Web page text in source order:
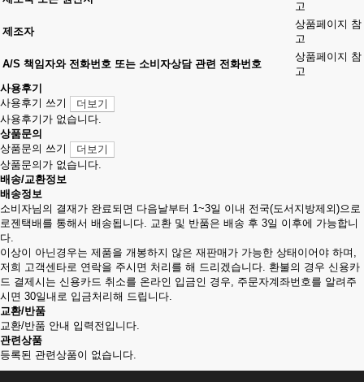
고
제조자
상품페이지 참
고
A/S 책임자와 전화번호 또는 소비자상담 관련 전화번호
상품페이지 참
고
사용후기
사용후기 쓰기
더보기
사용후기가 없습니다.
상품문의
상품문의 쓰기
더보기
상품문의가 없습니다.
배송/교환정보
배송정보
소비자님의 결재가 완료되면 다음날부터 1~3일 이내 전국(도서지방제외)으로
로젠택배를 통해서 배송됩니다. 교환 및 반품은 배송 후 3일 이후에 가능합니
다.
이상이 아닌경우는 제품을 개봉하지 않은 재판매가 가능한 상태이어야 하며,
저희 고객센타로 연락을 주시면 처리를 해 드리겠습니다. 환불의 경우 신용카
드 결제시는 신용카드 취소를 온라인 입금인 경우, 주문자계좌번호를 알려주
시면 30일내로 입금처리해 드립니다.
교환/반품
교환/반품 안내 입력전입니다.
관련상품
등록된 관련상품이 없습니다.